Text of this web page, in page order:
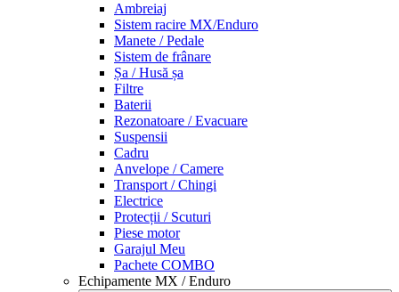
Ambreiaj
Sistem racire MX/Enduro
Manete / Pedale
Sistem de frânare
Șa / Husă șa
Filtre
Baterii
Rezonatoare / Evacuare
Suspensii
Cadru
Anvelope / Camere
Transport / Chingi
Electrice
Protecții / Scuturi
Piese motor
Garajul Meu
Pachete COMBO
Echipamente MX / Enduro